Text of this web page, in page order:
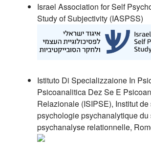
Israel Association for Self
Study of Subjectivity (IASPSS)
Istituto Di Specializzaione In
Psicoanalitica Dez Se E
Relazionale (ISIPSE), Institut
psychologie psychanalytique du
psychanalyse relationnelle,